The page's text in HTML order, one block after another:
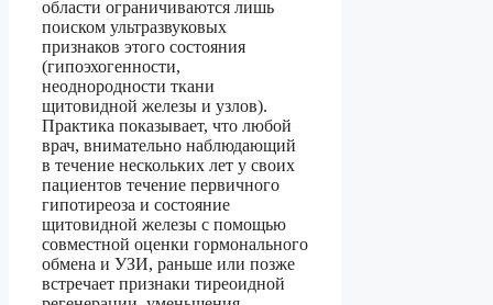
области ограничиваются лишь
поиском ультразвуковых
признаков этого состояния
(гипоэхогенности,
неоднородности ткани
щитовидной железы и узлов).
Практика показывает, что любой
врач, внимательно наблюдающий
в течение нескольких лет у своих
пациентов течение первичного
гипотиреоза и состояние
щитовидной железы с помощью
совместной оценки гормонального
обмена и УЗИ, раньше или позже
встречает признаки тиреоидной